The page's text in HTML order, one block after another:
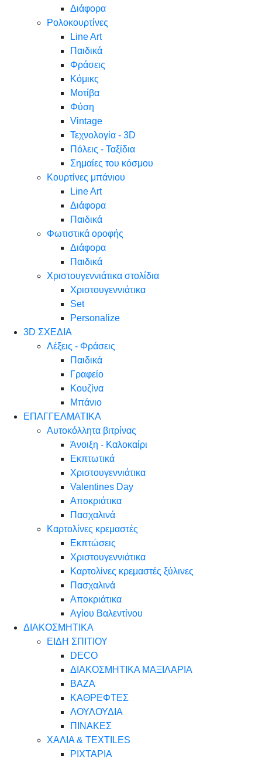
Διάφορα
Ρολοκουρτίνες
Line Art
Παιδικά
Φράσεις
Κόμικς
Μοτίβα
Φύση
Vintage
Τεχνολογία - 3D
Πόλεις - Ταξίδια
Σημαίες του κόσμου
Κουρτίνες μπάνιου
Line Art
Διάφορα
Παιδικά
Φωτιστικά οροφής
Διάφορα
Παιδικά
Χριστουγεννιάτικα στολίδια
Χριστουγεννιάτικα
Set
Personalize
3D ΣΧΕΔΙΑ
Λέξεις - Φράσεις
Παιδικά
Γραφείο
Κουζίνα
Μπάνιο
ΕΠΑΓΓΕΛΜΑΤΙΚΑ
Αυτοκόλλητα βιτρίνας
Άνοιξη - Καλοκαίρι
Εκπτωτικά
Χριστουγεννιάτικα
Valentines Day
Αποκριάτικα
Πασχαλινά
Καρτολίνες κρεμαστές
Εκπτώσεις
Χριστουγεννιάτικα
Καρτολίνες κρεμαστές ξύλινες
Πασχαλινά
Αποκριάτικα
Αγίου Βαλεντίνου
ΔΙΑΚΟΣΜΗΤΙΚΑ
ΕΙΔΗ ΣΠΙΤΙΟΥ
DECO
ΔΙΑΚΟΣΜΗΤΙΚΑ ΜΑΞΙΛΑΡΙΑ
ΒΑΖΑ
ΚΑΘΡΕΦΤΕΣ
ΛΟΥΛΟΥΔΙΑ
ΠΙΝΑΚΕΣ
ΧΑΛΙΑ & TEXTILES
ΡΙΧΤΑΡΙΑ